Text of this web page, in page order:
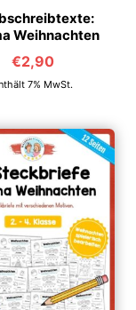
Weihnachten
€2,90
7% MwSt.